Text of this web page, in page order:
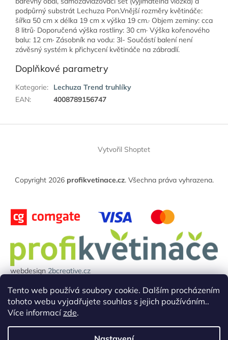
Tento web používá soubory cookie. Dalším procházením
tohoto webu vyjadřujete souhlas s jejich používáním..
Více informacízde.
podpůrný substrát Lechuza Pon.Vnější rozměry květináče:
šířka 50 cm x délka 19 cm x výška 19 cm.· Objem zeminy: cca
8 litrů· Doporučená výška rostliny: 30 cm· Výška kořenového
balu: 12 cm· Zásobník na vodu: 3l- Součástí balení není
závěsný systém k přichycení květináče na zábradlí.
Doplňkové parametry
Kategorie:
Lechuza Trend truhlíky
EAN: 4008789156747
Vytvořil Shoptet
Copyright 2026 profikvetinace.cz. Všechna práva vyhrazena.
webdesign2bcreative.cz